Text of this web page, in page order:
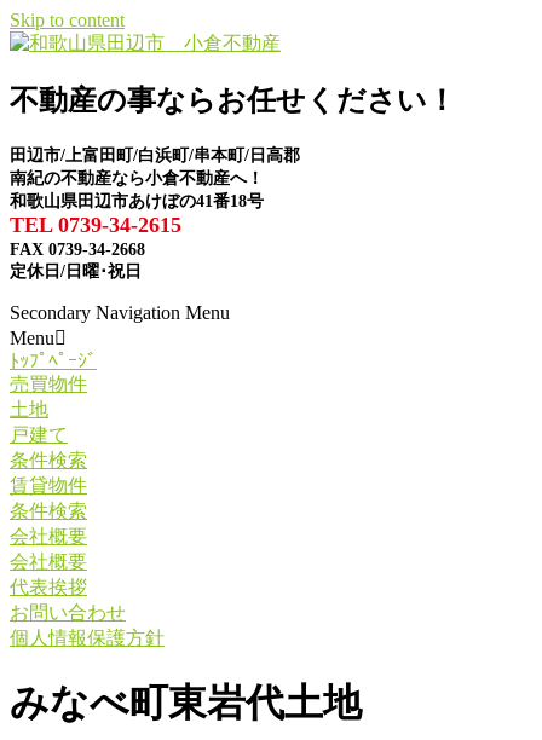
Skip to content
不動産の事ならお任せください！
田辺市/上富田町/白浜町/串本町/日高郡
南紀の不動産なら小倉不動産へ！
和歌山県田辺市あけぼの41番18号
TEL 0739-34-2615
FAX 0739-34-2668
定休日/日曜･祝日
Secondary Navigation Menu
Menu
ﾄｯﾌﾟﾍﾟｰｼﾞ
売買物件
土地
戸建て
条件検索
賃貸物件
条件検索
会社概要
会社概要
代表挨拶
お問い合わせ
個人情報保護方針
みなべ町東岩代土地